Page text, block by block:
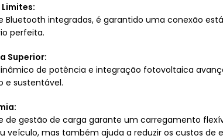
Bluetooth integradas, é garantido uma conexão
perfeita.
Superior:
de potência e integração fotovoltaica
e sustentável.
de gestão de carga garante um carregamento
veículo, mas também ajuda a reduzir os custos de